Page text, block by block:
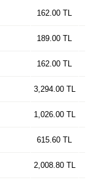
162.00 TL
189.00 TL
162.00 TL
3,294.00 TL
1,026.00 TL
615.60 TL
2,008.80 TL